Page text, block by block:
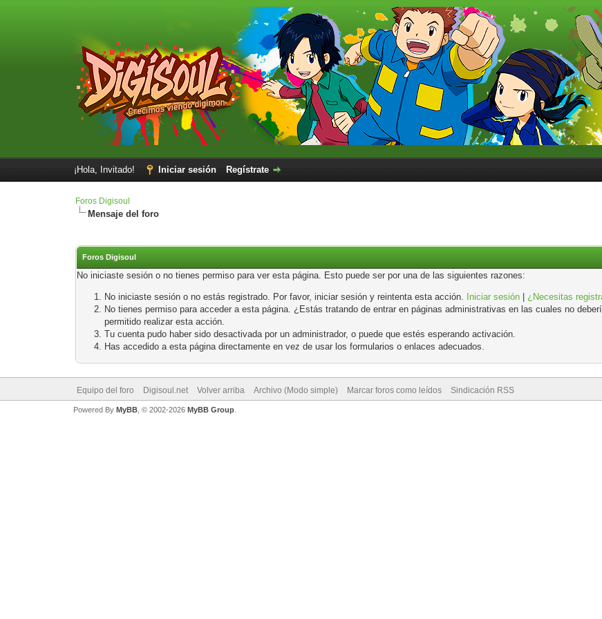
¡Hola, Invitado! Iniciar sesión Regístrate
Foros Digisoul
Mensaje del foro
Foros Digisoul
No iniciaste sesión o no tienes permiso para ver esta página. Esto puede ser por una de las siguientes razones:
No iniciaste sesión o no estás registrado. Por favor, iniciar sesión y reintenta esta acción. Iniciar sesión |¿Necesitas
No tienes permiso para acceder a esta página. ¿Estás tratando de entrar en páginas administrativas en las cuales no
permitido realizar esta acción.
Tu cuenta pudo haber sido desactivada por un administrador, o puede que estés esperando activación.
Has accedido a esta página directamente en vez de usar los formularios o enlaces adecuados.
Equipo del foro Digisoul.net Volver arriba Archivo (Modo simple) Marcar foros como leídos Sindicación RSS
Powered By MyBB, © 2002-2026 MyBB Group.